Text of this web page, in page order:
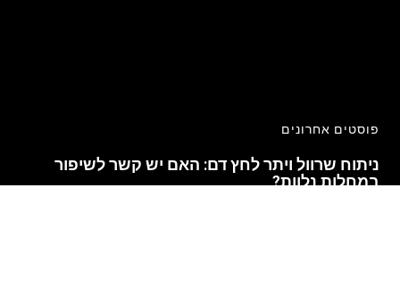
פוסטים אחרונים
ניתוח שרוול ויתר לחץ דם: האם יש קשר לשיפור
במחלות נלוות?